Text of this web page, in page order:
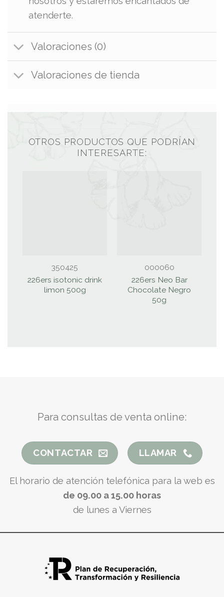
atenderte.
Valoraciones (0)
Valoraciones de tienda
OTROS PRODUCTOS QUE PODRÍAN
INTERESARTE:
350425
226ers isotonic drink
limon 500g
000060
226ers Neo Bar
Chocolate Negro
50g
Para consultas de venta online:
CONTACTAR LLAMAR
El horario de atención telefónica para la web es
de 09.00 a 15.00 horas
de lunes a Viernes